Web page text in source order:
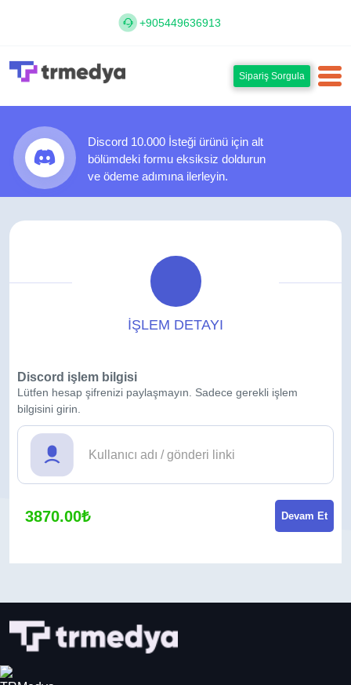
+905449636913
Sipariş Sorgula
Discord 10.000 İsteği ürünü için alt
bölümdeki formu eksiksiz doldurun
ve ödeme adımına ilerleyin.
İŞLEM DETAYI
Discord işlem bilgisi
Lütfen hesap şifrenizi paylaşmayın. Sadece gerekli işlem
bilgisini girin.
3870.00₺ Devam Et